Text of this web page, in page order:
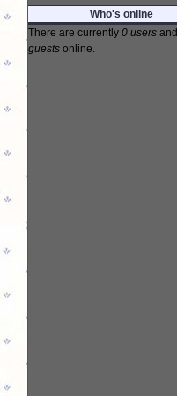
Who's online
There are currently 0 usersand
guestsonline.